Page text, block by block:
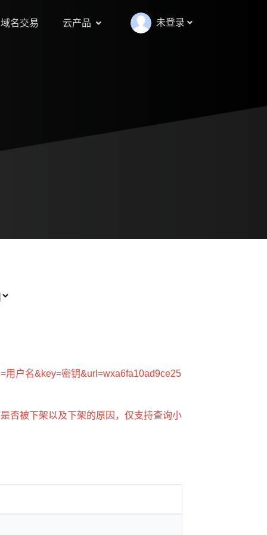
域名交易 云产品 未登录
用户名&key=密钥&url=wxa6fa10ad9ce25
否被下架以及下架的原因，仅支持查询小